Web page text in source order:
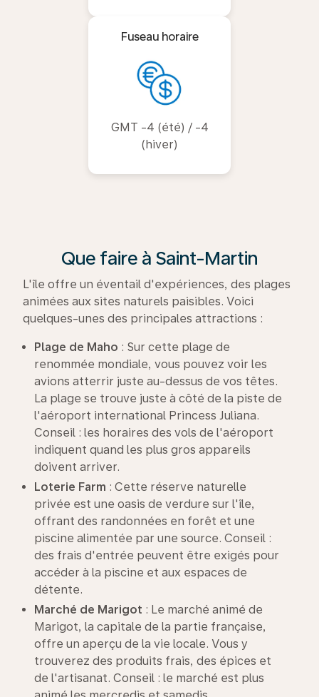
Fuseau horaire
GMT -4 (été) / -4
(hiver)
Que faire à Saint-Martin
L'île offre un éventail d'expériences, des plages
animées aux sites naturels paisibles. Voici
quelques-unes des principales attractions :
Plage de Maho : Sur cette plage de
renommée mondiale, vous pouvez voir les
avions atterrir juste au-dessus de vos têtes.
La plage se trouve juste à côté de la piste de
l'aéroport international Princess Juliana.
Conseil : les horaires des vols de l'aéroport
indiquent quand les plus gros appareils
doivent arriver.
Loterie Farm : Cette réserve naturelle
privée est une oasis de verdure sur l'île,
offrant des randonnées en forêt et une
piscine alimentée par une source. Conseil :
des frais d'entrée peuvent être exigés pour
accéder à la piscine et aux espaces de
détente.
Marché de Marigot : Le marché animé de
Marigot, la capitale de la partie française,
offre un aperçu de la vie locale. Vous y
trouverez des produits frais, des épices et
de l'artisanat. Conseil : le marché est plus